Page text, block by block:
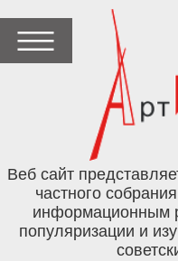
Веб сайт
частного
информационным
популяризации и